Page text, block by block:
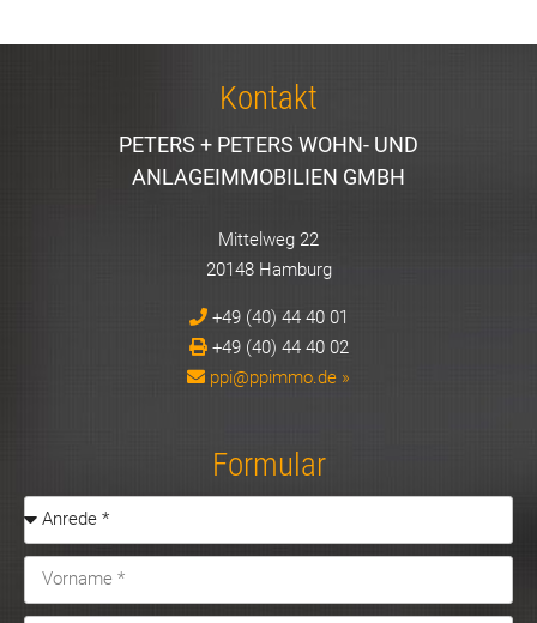
Kontakt
PETERS + PETERS WOHN- UND
ANLAGEIMMOBILIEN GMBH
Mittelweg 22
20148 Hamburg
+49 (40) 44 40 01
+49 (40) 44 40 02
ppi@ppimmo.de »
Formular